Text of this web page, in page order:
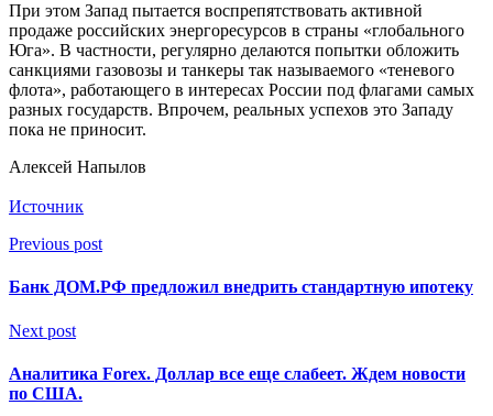
При этом Запад пытается воспрепятствовать активной
продаже российских энергоресурсов в страны «глобального
Юга». В частности, регулярно делаются попытки обложить
санкциями газовозы и танкеры так называемого «теневого
флота», работающего в интересах России под флагами самых
разных государств. Впрочем, реальных успехов это Западу
пока не приносит.
Алексей Напылов
Источник
Previous post
Банк ДОМ.РФ предложил внедрить стандартную ипотеку
Next post
Аналитика Forex. Доллар все еще слабеет. Ждем новости
по США.